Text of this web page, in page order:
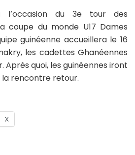
l’occasion du 3e tour des
coupe du monde U17 Dames
guinéenne accueillera le 16
les cadettes Ghanéennes
Après quoi, les guinéennes iront
la rencontre retour.
X